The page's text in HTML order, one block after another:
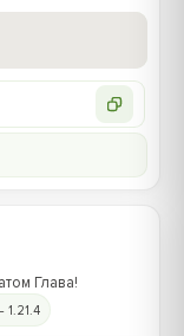
Глава!
1.21.4